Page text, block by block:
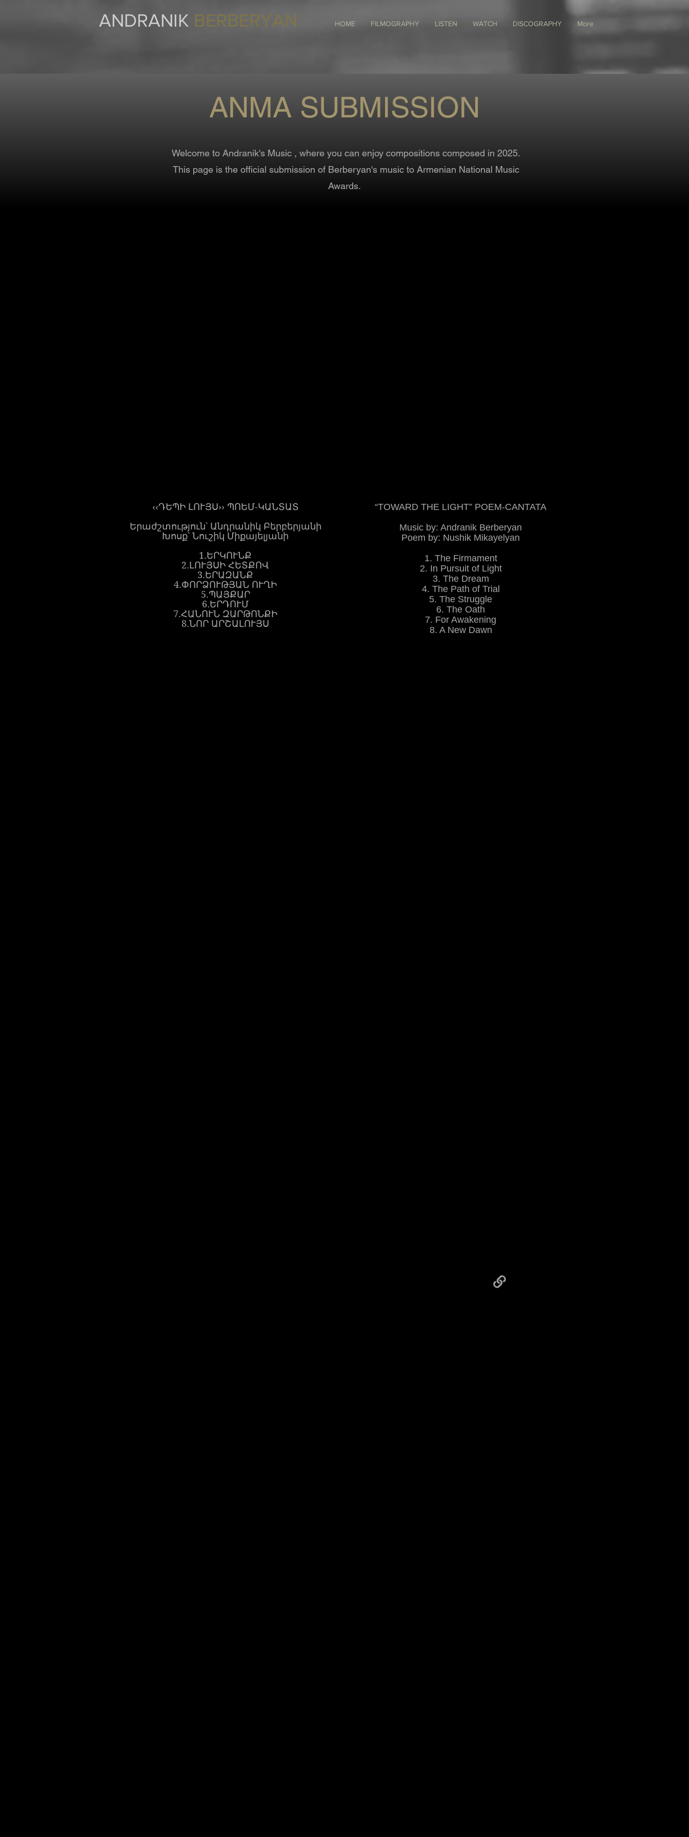
ANDRANIK BERBERYAN HOME FILMOGRAPHY LISTEN WATCH DISCOGRAPHY More
ANMA SUBMISSION
Welcome to Andranik's Music , where you can enjoy compositions composed in 2025.
This page is the official submission of Berberyan's music to Armenian National Music
Awards.
‹‹ԴԵՊԻ ԼՈՒՅՍ›› ՊՈԵՄ-ԿԱՆՏԱՏ
Երաժշտություն՝ Անդրանիկ Բերբերյանի
Խոսք՝ Նուշիկ Միքայելյանի
1.ԵՐԿՈՒՆՔ
2.ԼՈՒՅՍԻ ՀԵՏՔՈՎ
3.ԵՐԱԶԱՆՔ
4.ՓՈՐՁՈՒԹՅԱՆ ՈՒՂԻ
5.ՊԱՅՔԱՐ
6.ԵՐԴՈՒՄ
7.ՀԱՆՈՒՆ ԶԱՐԹՈՆՔԻ
8.ՆՈՐ ԱՐՇԱԼՈՒՅՍ
“TOWARD THE LIGHT” POEM-CANTATA
Music by: Andranik Berberyan
Poem by: Nushik Mikayelyan
1. The Firmament
2. In Pursuit of Light
3. The Dream
4. The Path of Trial
5. The Struggle
6. The Oath
7. For Awakening
8. A New Dawn